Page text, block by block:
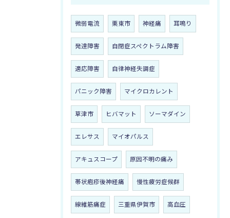
微弱電流 栗東市 神経痛 耳鳴り
発達障害 自閉症スペクトラム障害
適応障害 自律神経失調症
パニック障害 マイクロカレント
草津市 ヒバマット ソーマダイン
エレサス マイオパルス
アキュスコープ 原因不明の痛み
帯状疱疹後神経痛 慢性疲労症候群
線維筋痛症 三重県伊賀市 高血圧